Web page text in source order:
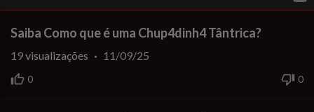
Saiba Como que é uma Chup4dinh4 Tântrica?
0 0
19visualizações · 11/09/25